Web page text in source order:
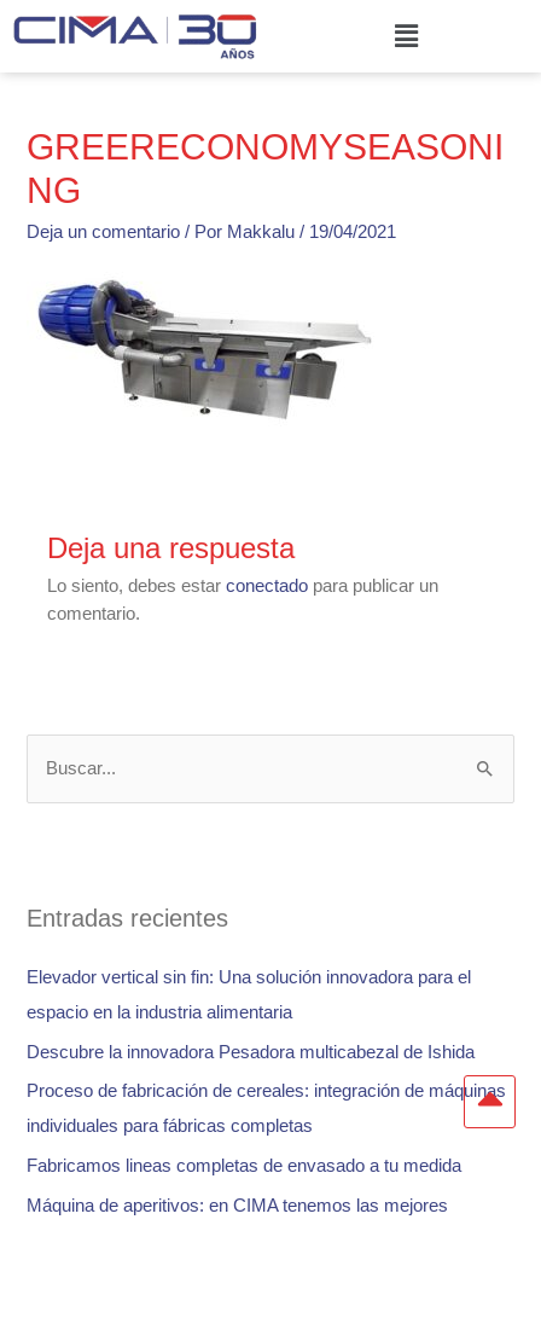
Menú
GREERECONOMYSEASONI
NG
Deja un comentario / Por Makkalu/ 19/04/2021
Deja una respuesta
Lo siento, debes estarconectado para publicar un
comentario.
u
a
p
o
r
:
Entradas recientes
Elevador vertical sin fin: Una solución innovadora para el
espacio en la industria alimentaria
Descubre la innovadora Pesadora multicabezal de Ishida
Proceso de fabricación de cereales: integración de máquinas
individuales para fábricas completas
Fabricamos lineas completas de envasado a tu medida
Máquina de aperitivos: en CIMA tenemos las mejores